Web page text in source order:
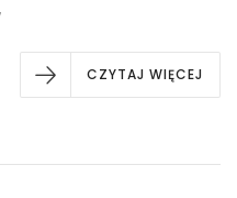
CZYTAJ WIĘCEJ